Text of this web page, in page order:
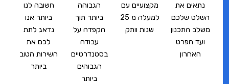
נתאים את
השלט שלכם
משלב התכנון
ועד הפרט
האחרון
מקצועיים עם
למעלה מ 25
שנות וותק
הגבוהה
ביותר תוך
הקפדה על
עבודה
בסטנדרטיים
הגבוהים
ביותר
חשובה לנו
ביותר אנו
נדאג לתת
לכם את
השירות הטוב
ביותר